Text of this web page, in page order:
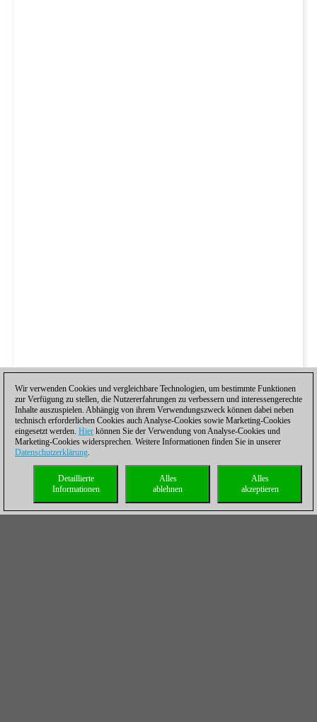
Wir verwenden Cookies und vergleichbare Technologien, um bestimmte Funktionen
zur Verfügung zu stellen, die Nutzererfahrungen zu verbessern und interessengerechte
Inhalte auszuspielen. Abhängig von ihrem Verwendungszweck können dabei neben
technisch erforderlichen Cookies auch Analyse-Cookies sowie Marketing-Cookies
eingesetzt werden. Hier können Sie der Verwendung von Analyse-Cookies und
Marketing-Cookies widersprechen. Weitere Informationen finden Sie in unserer
Datenschutzerklärung.
Alles
akzeptieren
Alles
ablehnen
Detaillierte
Informationen